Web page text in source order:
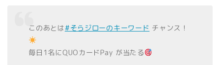
このあとは#そらジローのキーワード チャンス！
毎日1名にQUOカードPay が当たる